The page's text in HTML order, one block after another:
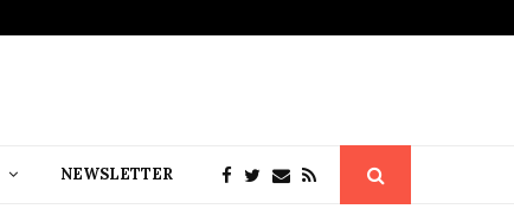
NEWSLETTER